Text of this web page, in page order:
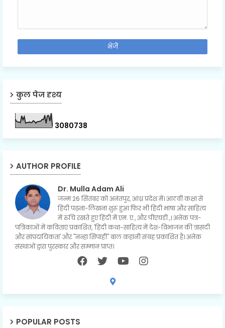
कुल पेज दृश्य
3080738
AUTHOR PROFILE
Dr. Mulla Adam Ali
जन्म 26 सितंबर को अनंतपुर, आंध्र प्रदेश में। आठवीं कक्षा से
हिंदी पढ़ना-लिखना शुरू हुआ फिर भी हिंदी भाषा और साहित्य
में रुचि रखते हुए हिंदी में एम. ए., और पीएचडी.,। अनेक पत्र-
पत्रिकाओं में कविताएं प्रकाशित, 'हिंदी कथा-साहित्य में देश-विभाजन की त्रासदी
और सांप्रदायिकता' और "नन्हा सिपाही" बाल कहानी संग्रह प्रकाशित है। अनेक
संस्थाओं द्वारा पुरस्कार और सम्मान प्राप्त।
POPULAR POSTS